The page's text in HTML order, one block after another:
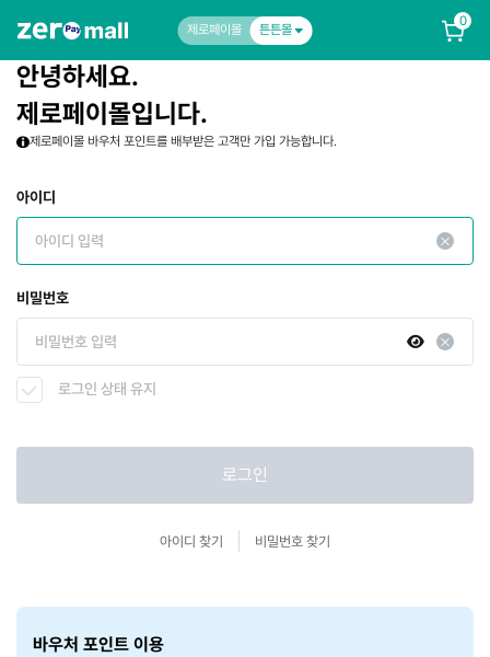
제로페이몰 튼튼몰
0
안녕하세요.
제로페이몰입니다.
제로페이몰 바우처 포인트를 배부받은 고객만 가입 가능합니다.
아이디
비밀번호
로그인 상태 유지
로그인
아이디 찾기 비밀번호 찾기
바우처 포인트 이용